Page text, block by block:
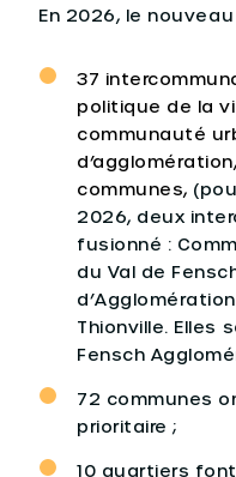
En 2026, le
37
politique de la
communauté
communes,
2026, deux
fusionné :
du Val de
Thionville. Elles
Fensch
72 communes
prioritaire ;
10 quartiers